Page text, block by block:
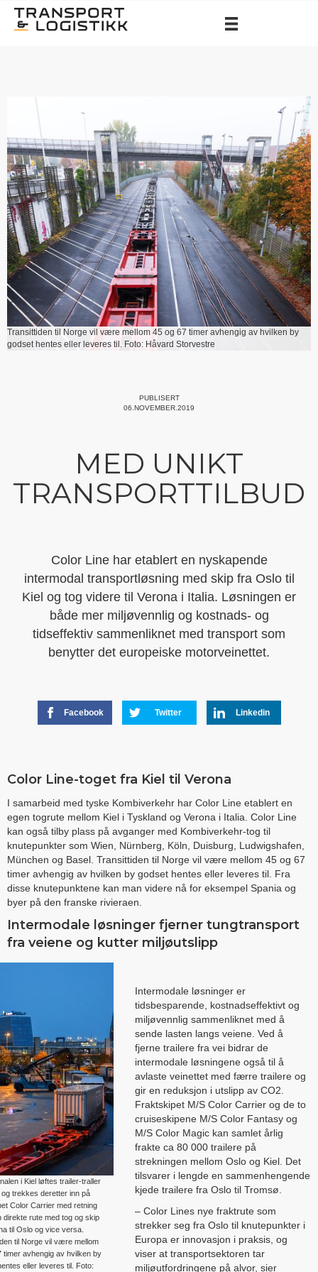
Transittiden til Norge vil være mellom 45 og 67 timer avhengig av hvilken by
godset hentes eller leveres til. Foto: Håvard Storvestre
PUBLISERT
06.NOVEMBER.2019
MED UNIKT
TRANSPORTTILBUD
Color Line har etablert en nyskapende
intermodal transportløsning med skip fra Oslo til
Kiel og tog videre til Verona i Italia. Løsningen er
både mer miljøvennlig og kostnads- og
tidseffektiv sammenliknet med transport som
benytter det europeiske motorveinettet.
Facebook Twitter Linkedin
Color Line-toget fra Kiel til Verona
I samarbeid med tyske Kombiverkehr har Color Line etablert en
egen togrute mellom Kiel i Tyskland og Verona i Italia. Color Line
kan også tilby plass på avganger med Kombiverkehr-tog til
knutepunkter som Wien, Nürnberg, Köln, Duisburg, Ludwigshafen,
München og Basel. Transittiden til Norge vil være mellom 45 og 67
timer avhengig av hvilken by godset hentes eller leveres til. Fra
disse knutepunktene kan man videre nå for eksempel Spania og
byer på den franske rivieraen.
Intermodale løsninger fjerner tungtransport
fra veiene og kutter miljøutslipp
i Kiel løftes trailer-traller
trekkes deretter inn på
Color Carrier med retning
direkte rute med tog og skip
til Oslo og vice versa.
til Norge vil være mellom
timer avhengig av hvilken by
eller leveres til. Foto:
Intermodale løsninger er
tidsbesparende, kostnadseffektivt og
miljøvennlig sammenliknet med å
sende lasten langs veiene. Ved å
fjerne trailere fra vei bidrar de
intermodale løsningene også til å
avlaste veinettet med færre trailere og
gir en reduksjon i utslipp av CO2.
Fraktskipet M/S Color Carrier og de to
cruiseskipene M/S Color Fantasy og
M/S Color Magic kan samlet årlig
frakte ca 80 000 trailere på
strekningen mellom Oslo og Kiel. Det
tilsvarer i lengde en sammenhengende
kjede trailere fra Oslo til Tromsø.
– Color Lines nye fraktrute som
strekker seg fra Oslo til knutepunkter i
Europa er innovasjon i praksis, og
viser at transportsektoren tar
miljøutfordringene på alvor, sier